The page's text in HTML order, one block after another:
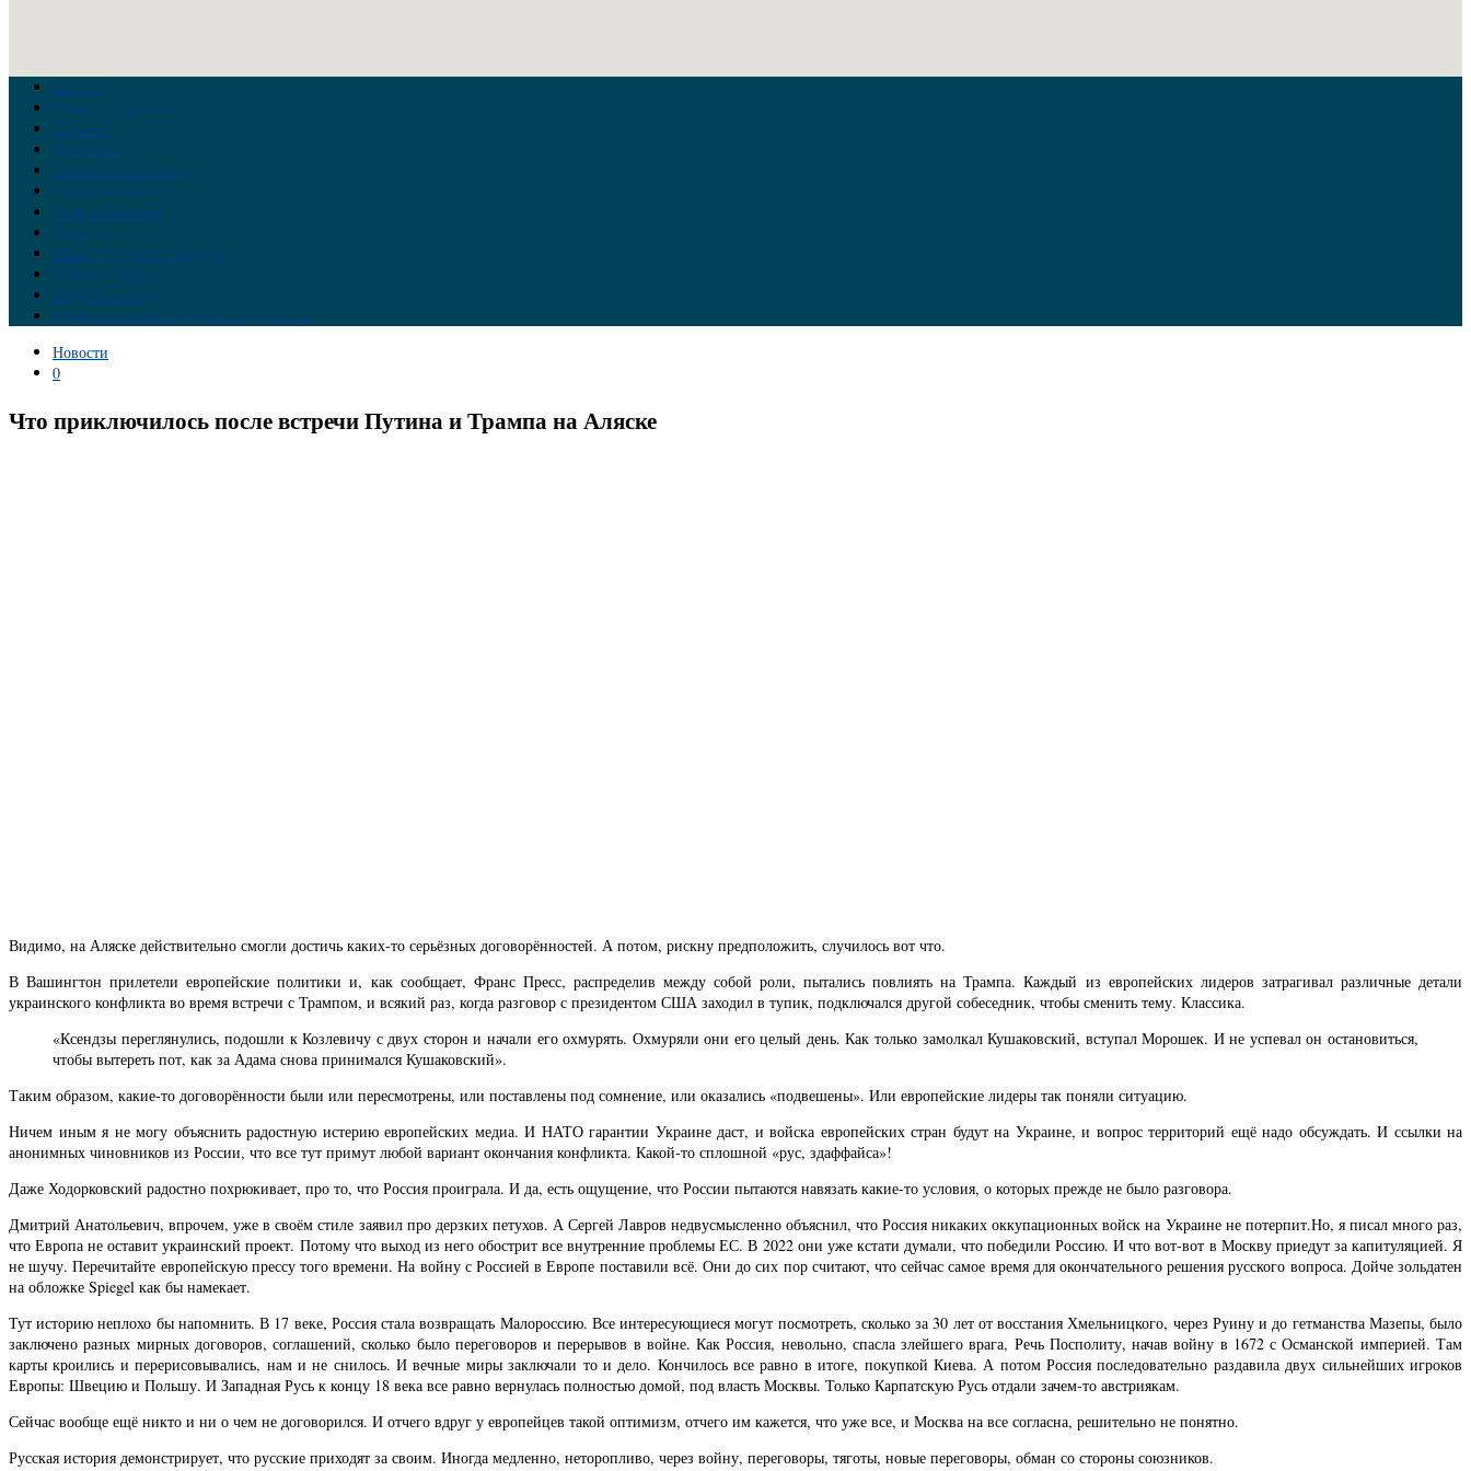
Главная
Война на Украине
Новости
Аналитика
Тайны Геополитики
Российские элиты
Теория заговора
Украина
Новый Мировой Порядок
Тайны истории
Обратная связь
Правила комментирования материалов
Новости
0
Что приключилось после встречи Путина и Трампа на Аляске
Видимо, на Аляске действительно смогли достичь каких-то серьёзных договорённостей. А потом, рискну предположить, случилось вот что.
В Вашингтон прилетели европейские политики и, как сообщает, Франс Пресс, распределив между собой роли, пытались повлиять на Трампа. Каждый из европейских лидеров затрагивал различные детали
украинского конфликта во время встречи с Трампом, и всякий раз, когда разговор с президентом США заходил в тупик, подключался другой собеседник, чтобы сменить тему. Классика.
«Ксендзы переглянулись, подошли к Козлевичу с двух сторон и начали его охмурять. Охмуряли они его целый день. Как только замолкал Кушаковский, вступал Морошек. И не успевал он остановиться,
чтобы вытереть пот, как за Адама снова принимался Кушаковский».
Таким образом, какие-то договорённости были или пересмотрены, или поставлены под сомнение, или оказались «подвешены». Или европейские лидеры так поняли ситуацию.
Ничем иным я не могу объяснить радостную истерию европейских медиа. И НАТО гарантии Украине даст, и войска европейских стран будут на Украине, и вопрос территорий ещё надо обсуждать. И ссылки на
анонимных чиновников из России, что все тут примут любой вариант окончания конфликта. Какой-то сплошной «рус, здаффайса»!
Даже Ходорковский радостно похрюкивает, про то, что Россия проиграла. И да, есть ощущение, что России пытаются навязать какие-то условия, о которых прежде не было разговора.
Дмитрий Анатольевич, впрочем, уже в своём стиле заявил про дерзких петухов. А Сергей Лавров недвусмысленно объяснил, что Россия никаких оккупационных войск на Украине не потерпит.Но, я писал много раз,
что Европа не оставит украинский проект. Потому что выход из него обострит все внутренние проблемы ЕС. В 2022 они уже кстати думали, что победили Россию. И что вот-вот в Москву приедут за капитуляцией. Я
не шучу. Перечитайте европейскую прессу того времени. На войну с Россией в Европе поставили всё. Они до сих пор считают, что сейчас самое время для окончательного решения русского вопроса. Дойче зольдатен
на обложке Spiegel как бы намекает.
Тут историю неплохо бы напомнить. В 17 веке, Россия стала возвращать Малороссию. Все интересующиеся могут посмотреть, сколько за 30 лет от восстания Хмельницкого, через Руину и до гетманства Мазепы, было
заключено разных мирных договоров, соглашений, сколько было переговоров и перерывов в войне. Как Россия, невольно, спасла злейшего врага, Речь Посполиту, начав войну в 1672 с Османской империей. Там
карты кроились и перерисовывались, нам и не снилось. И вечные миры заключали то и дело. Кончилось все равно в итоге, покупкой Киева. А потом Россия последовательно раздавила двух сильнейших игроков
Европы: Швецию и Польшу. И Западная Русь к концу 18 века все равно вернулась полностью домой, под власть Москвы. Только Карпатскую Русь отдали зачем-то австриякам.
Сейчас вообще ещё никто и ни о чем не договорился. И отчего вдруг у европейцев такой оптимизм, отчего им кажется, что уже все, и Москва на все согласна, решительно не понятно.
Русская история демонстрирует, что русские приходят за своим. Иногда медленно, неторопливо, через войну, переговоры, тяготы, новые переговоры, обман со стороны союзников.